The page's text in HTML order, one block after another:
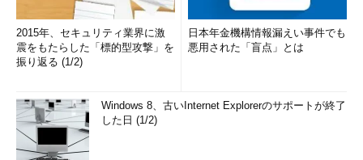
2015年、セキュリティ業界に激
震をもたらした「標的型攻撃」を
振り返る (1/2)
日本年金機構情報漏えい事件でも
悪用された「盲点」とは
Windows 8、古いInternet Explorerのサポートが終了
した日 (1/2)